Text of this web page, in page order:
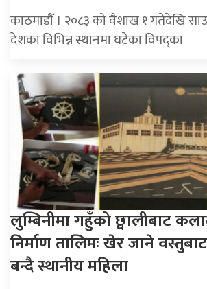
काठमाडाैँ । २०८३ को वैशाख १ गतेदेखि
देशका विभिन्न स्थानमा घटेका विपद्का
लुम्बिनीमा गहुँको छ्वालीबाट
निर्माण तालिमः खेर जाने
बन्दै स्थानीय महिला